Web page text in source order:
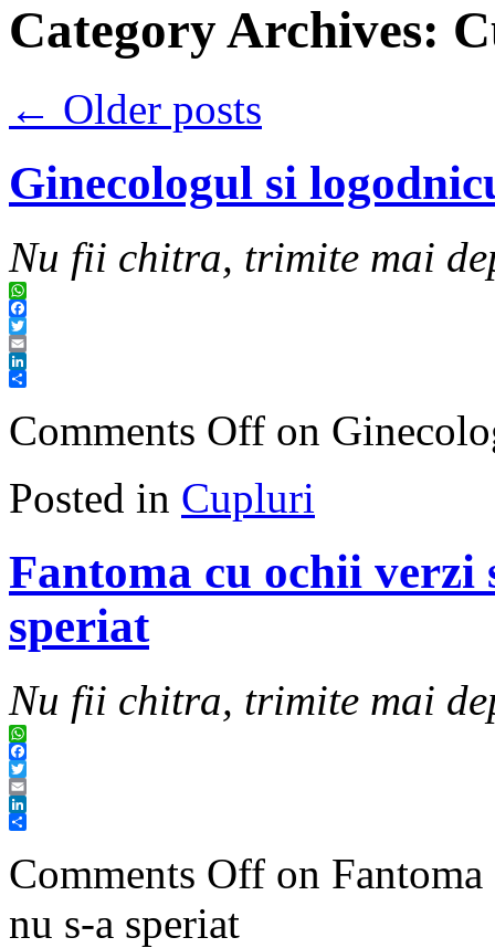
Category Archives:
← Older posts
Ginecologul si
Nu fii chitra, trimite mai
WhatsApp
Facebook
Twitter
Email
LinkedIn
Comments Off on
Posted in Cupluri
Fantoma cu ochii verzi
speriat
Nu fii chitra, trimite mai
WhatsApp
Facebook
Twitter
Email
LinkedIn
Comments Off on
nu s-a speriat